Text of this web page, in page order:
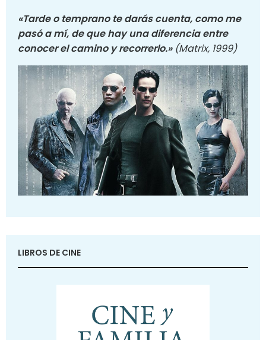
«Tarde o temprano te darás cuenta, como me
pasó a mí, de que hay una diferencia entre
conocer el camino y recorrerlo.» (Matrix, 1999)
LIBROS DE CINE